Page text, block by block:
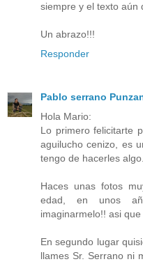
siempre y el texto aún
Un abrazo!!!
Responder
Pablo serrano
Hola Mario:
Lo primero felicitarte
aguilucho cenizo, es
tengo de hacerles algo.
Haces unas fotos
edad, en unos
imaginarmelo!! asi
En segundo lugar
llames Sr. Serrano ni